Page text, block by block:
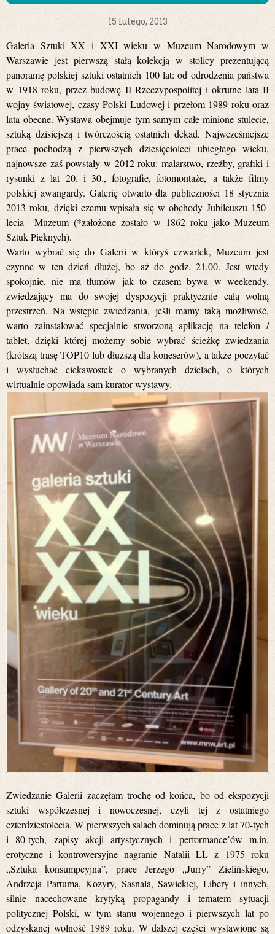
15 lutego, 2013
Galeria Sztuki XX i XXI wieku w Muzeum Narodowym w
Warszawie jest pierwszą stałą kolekcją w stolicy prezentującą
panoramę polskiej sztuki ostatnich 100 lat: od odrodzenia państwa
w 1918 roku, przez budowę II Rzeczypospolitej i okrutne lata II
wojny światowej, czasy Polski Ludowej i przełom 1989 roku oraz
lata obecne. Wystawa obejmuje tym samym całe minione stulecie,
sztuką dzisiejszą i twórczością ostatnich dekad. Najwcześniejsze
prace pochodzą z pierwszych dziesięcioleci ubiegłego wieku,
najnowsze zaś powstały w 2012 roku: malarstwo, rzeźby, grafiki i
rysunki z lat 20. i 30., fotografie, fotomontaże, a także filmy
polskiej awangardy. Galerię otwarto dla publiczności 18 stycznia
2013 roku, dzięki czemu wpisała się w obchody Jubileuszu 150-
lecia Muzeum (*założone zostało w 1862 roku jako Muzeum
Sztuk Pięknych).
Warto wybrać się do Galerii w któryś czwartek, Muzeum jest
czynne w ten dzień dłużej, bo aż do godz. 21.00. Jest wtedy
spokojnie, nie ma tłumów jak to czasem bywa w weekendy,
zwiedzający ma do swojej dyspozycji praktycznie całą wolną
przestrzeń. Na wstępie zwiedzania, jeśli mamy taką możliwość,
warto zainstalować specjalnie stworzoną aplikację na telefon /
tablet, dzięki której możemy sobie wybrać ścieżkę zwiedzania
(krótszą trasę TOP10 lub dłuższą dla koneserów), a także poczytać
i wysłuchać ciekawostek o wybranych dziełach, o których
wirtualnie opowiada sam kurator wystawy.
Zwiedzanie Galerii zaczęłam trochę od końca, bo od ekspozycji
sztuki współczesnej i nowoczesnej, czyli tej z ostatniego
czterdziestolecia. W pierwszych salach dominują prace z lat 70-tych
i 80-tych, zapisy akcji artystycznych i performance’ów m.in.
erotyczne i kontrowersyjne nagranie Natalii LL z 1975 roku
„Sztuka konsumpcyjna”, prace Jerzego „Jurry” Zielińskiego,
Andrzeja Partuma, Kozyry, Sasnala, Sawickiej, Libery i innych,
silnie nacechowane krytyką propagandy i tematem sytuacji
politycznej Polski, w tym stanu wojennego i pierwszych lat po
odzyskanej wolność 1989 roku. W dalszej części wystawione są